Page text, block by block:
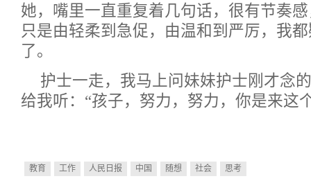
她，嘴里一直重复着几句话，很有节奏
只是由轻柔到急促，由温和到严厉，我
了。
护士一走，我马上问妹妹护士刚才念
给我听：“孩子，努力，努力，你是来这
教育 工作 人民日报 中国 随想 社会 思考